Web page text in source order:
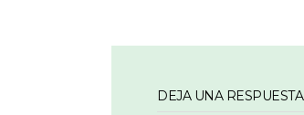
DEJA UNA RESPUESTA